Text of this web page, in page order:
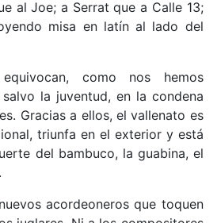
al Joe; a Serrat que a Calle 13;
misa en latín al lado del
como nos hemos
la juventud, en la condena
Gracias a ellos, el vallenato es
triunfa en el exterior y está
del bambuco, la guabina, el
acordeoneros que toquen